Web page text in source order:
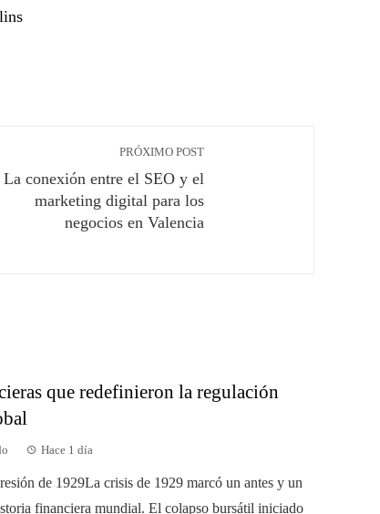
PRÓXIMO POST
La conexión entre el SEO y el
marketing digital para los
negocios en Valencia
que redefinieron la regulación
Hace 1 día
de 1929La crisis de 1929 marcó un antes y un
financiera mundial. El colapso bursátil iniciado